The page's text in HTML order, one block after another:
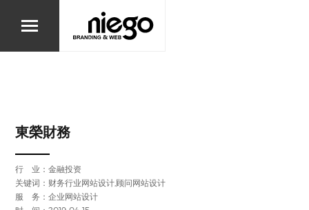
東榮財務
行 业：金融投资
关键词：财务行业网站设计,顾问网站设计
服 务：企业网站设计